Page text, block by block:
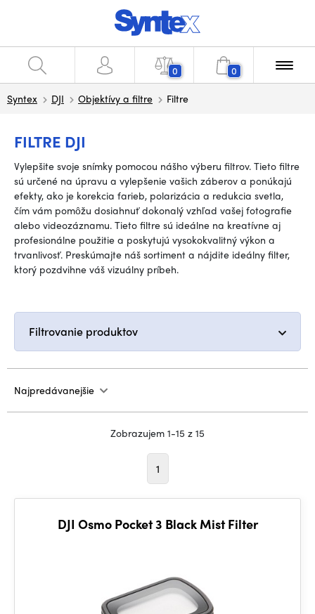
0 0
Syntex DJI Objektívy a filtre Filtre
FILTRE DJI
Vylepšite svoje snímky pomocou nášho výberu filtrov. Tieto filtre
sú určené na úpravu a vylepšenie vašich záberov a ponúkajú
efekty, ako je korekcia farieb, polarizácia a redukcia svetla,
čím vám pomôžu dosiahnuť dokonalý vzhľad vašej fotografie
alebo videozáznamu. Tieto filtre sú ideálne na kreatívne aj
profesionálne použitie a poskytujú vysokokvalitný výkon a
trvanlivosť. Preskúmajte náš sortiment a nájdite ideálny filter,
ktorý pozdvihne váš vizuálny príbeh.
Filtrovanie produktov
Najpredávanejšie
Zobrazujem 1-15 z 15
1
DJI Osmo Pocket 3 Black Mist Filter